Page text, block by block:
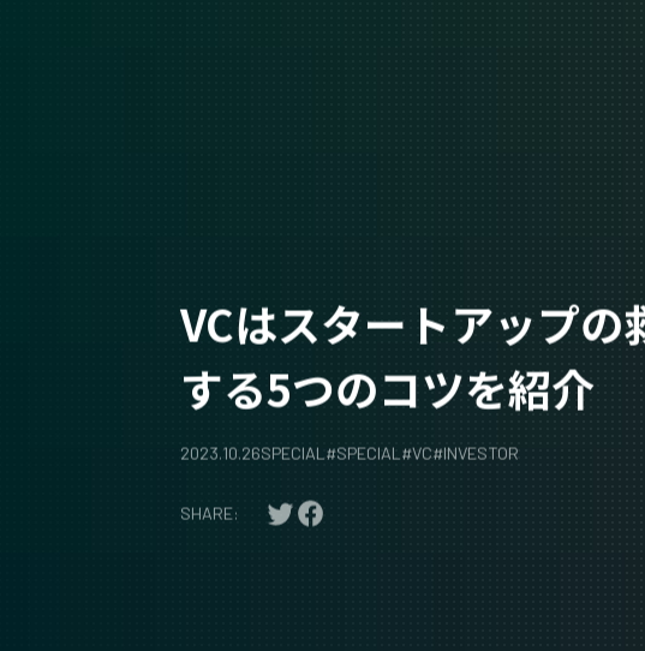
VCはスタートアップ
する5つのコツを紹介
2023.10.26SPECIAL#SPECIAL#VC#INVESTOR
SHARE: